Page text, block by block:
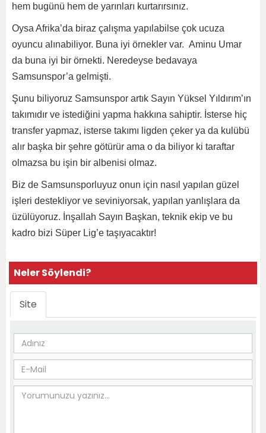
hem bugünü hem de yarınları kurtarırsınız.
Oysa Afrika’da biraz çalışma yapılabilse çok ucuza
oyuncu alınabiliyor. Buna iyi örnekler var. Aminu Umar
da buna iyi bir örnekti. Neredeyse bedavaya
Samsunspor’a gelmişti.
Şunu biliyoruz Samsunspor artık Sayın Yüksel Yıldırım’ın
takımıdır ve istediğini yapma hakkına sahiptir. İsterse hiç
transfer yapmaz, isterse takımı ligden çeker ya da kulübü
alır başka bir şehre götürür ama o da biliyor ki taraftar
olmazsa bu işin bir albenisi olmaz.
Biz de Samsunsporluyuz onun için nasıl yapılan güzel
işleri destekliyor ve seviniyorsak, yapılan yanlışlara da
üzülüyoruz. İnşallah Sayın Başkan, teknik ekip ve bu
kadro bizi Süper Lig’e taşıyacaktır!
Neler Söylendi?
Site